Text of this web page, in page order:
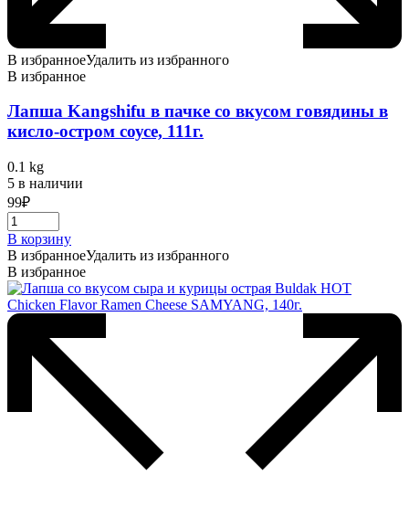
В избранноеУдалить из избранного
В избранное
Лапша Kangshifu в пачке со вкусом говядины в
кисло-остром соусе, 111г.
0.1 kg
5 в наличии
99₽
В корзину
В избранноеУдалить из избранного
В избранное